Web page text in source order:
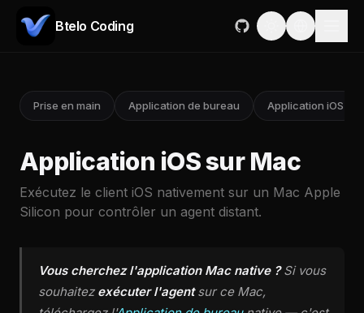
Btelo Coding
Prise en main Application de bureau Application iOS
Application iOS sur Mac
Exécutez le client iOS nativement sur un Mac Apple
Silicon pour contrôler un agent distant.
Vous cherchez l'application Mac native ?Si vous
souhaitez exécuter l'agentsur ce Mac,